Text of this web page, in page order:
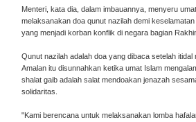
Menteri, kata dia, dalam imbauannya, menyeru
melaksanakan doa qunut nazilah demi
yang menjadi korban konflik di negara bagian
Qunut nazilah adalah doa yang dibaca setelah itidal
Amalan itu disunnahkan ketika umat Islam
shalat gaib adalah salat mendoakan jenazah
solidaritas.
"Kami berencana untuk melaksanakan lomba